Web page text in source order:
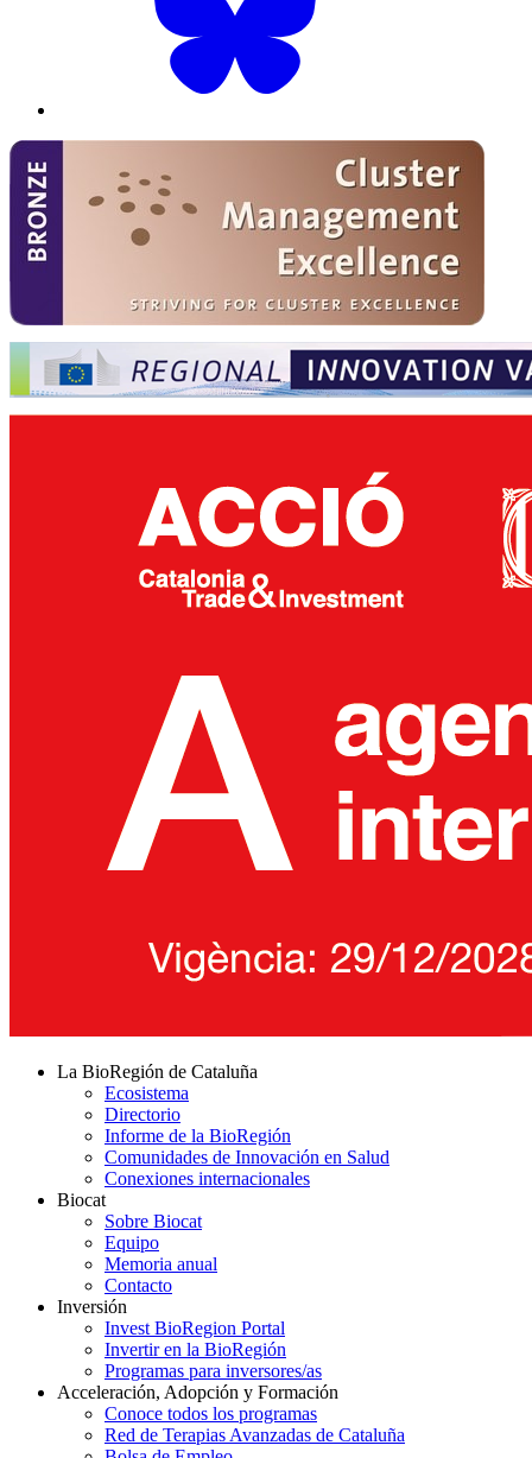
La BioRegión de Cataluña
Ecosistema
Directorio
Informe de la BioRegión
Comunidades de Innovación en Salud
Conexiones internacionales
Biocat
Sobre Biocat
Equipo
Memoria anual
Contacto
Inversión
Invest BioRegion Portal
Invertir en la BioRegión
Programas para inversores/as
Acceleración, Adopción y Formación
Conoce todos los programas
Red de Terapias Avanzadas de Cataluña